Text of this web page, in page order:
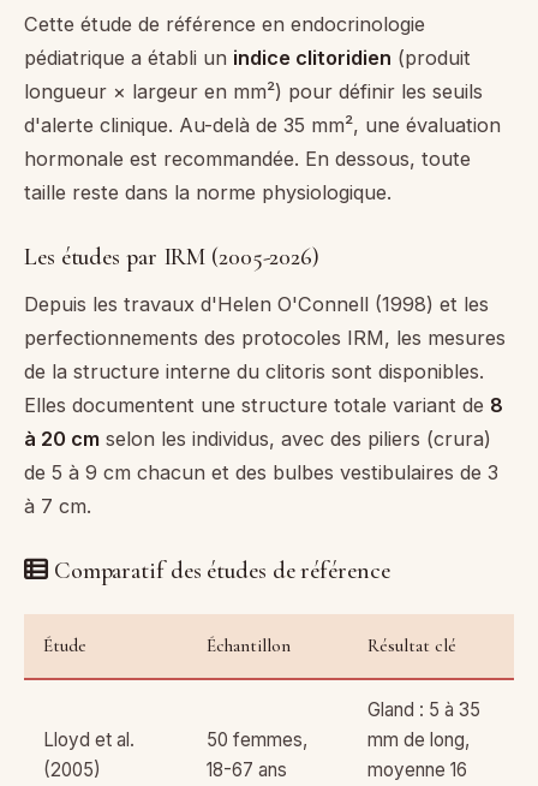
Cette étude de référence en endocrinologie
pédiatrique a établi un indice clitoridien (produit
longueur × largeur en mm²) pour définir les seuils
d'alerte clinique. Au-delà de 35 mm², une évaluation
hormonale est recommandée. En dessous, toute
taille reste dans la norme physiologique.
Les études par IRM (2005-2026)
Depuis les travaux d'Helen O'Connell (1998) et les
perfectionnements des protocoles IRM, les mesures
de la structure interne du clitoris sont disponibles.
Elles documentent une structure totale variant de 8
à 20 cm selon les individus, avec des piliers (crura)
de 5 à 9 cm chacun et des bulbes vestibulaires de 3
à 7 cm.
Comparatif des études de référence
Étude Échantillon Résultat clé
Lloyd et al.
(2005)
50 femmes,
18-67 ans
Gland : 5 à 35
mm de long,
moyenne 16